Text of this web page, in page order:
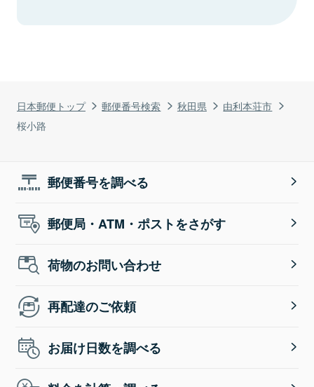
日本郵便トップ 郵便番号検索 秋田県
由利本荘市
桜小路
郵便番号を調べる
郵便局・ATM・ポストをさがす
荷物のお問い合わせ
再配達のご依頼
お届け日数を調べる